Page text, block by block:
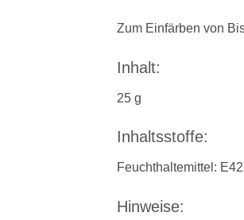
Zum Einfärben von
Inhalt:
25 g
Inhaltsstoffe:
Feuchthaltemittel:
Hinweise: